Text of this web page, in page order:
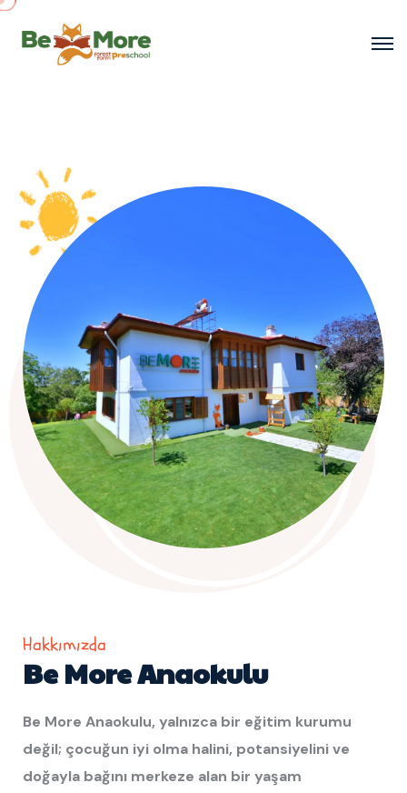
Forest Farm School
Hakkımızda
Be More Anaokulu
Be More Anaokulu, yalnızca bir eğitim kurumu
değil; çocuğun iyi olma halini, potansiyelini ve
doğayla bağını merkeze alan bir yaşam